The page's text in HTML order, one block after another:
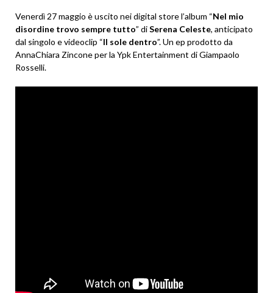
Venerdì 27 maggio è uscito nei digital store l’album “Nel mio
disordine trovo sempre tutto” diSerena Celeste, anticipato
dal singolo e videoclip “Il sole dentro”. Un ep prodotto da
AnnaChiara Zincone per la Ypk Entertainment di Giampaolo
Rosselli.